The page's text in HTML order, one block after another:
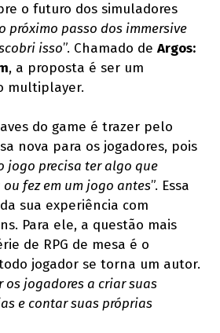
o futuro dos simuladores
próximo passo dos immersive
isso”. Chamado deArgos:
, a proposta é ser um
multiplayer.
do game é trazer pelo
nova para os jogadores, pois
jogo precisa ter algo que
fez em um jogo antes”. Essa
sua experiência com
Para ele, a questão mais
de RPG de mesa é o
jogador se torna um autor.
os jogadores a criar suas
e contar suas próprias